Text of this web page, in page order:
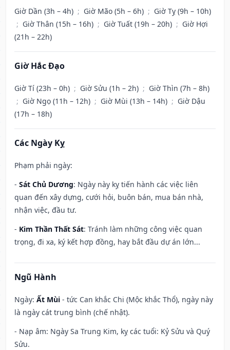
Giờ Dần (3h – 4h) ; Giờ Mão (5h – 6h) ; Giờ Tỵ (9h – 10h)
; Giờ Thân (15h – 16h) ; Giờ Tuất (19h – 20h) ; Giờ Hợi
(21h – 22h)
Giờ Hắc Đạo
Giờ Tí (23h – 0h) ; Giờ Sửu (1h – 2h) ; Giờ Thìn (7h – 8h)
; Giờ Ngọ (11h – 12h) ; Giờ Mùi (13h – 14h) ; Giờ Dậu
(17h – 18h)
Các Ngày Kỵ
Phạm phải ngày:
- Sát Chủ Dương: Ngày này kỵ tiến hành các việc liên
quan đến xây dựng, cưới hỏi, buôn bán, mua bán nhà,
nhận việc, đầu tư.
- Kim Thần Thất Sát: Tránh làm những công việc quan
trọng, đi xa, ký kết hợp đồng, hay bắt đầu dự án lớn...
Ngũ Hành
Ngày: Ất Mùi - tức Can khắc Chi (Mộc khắc Thổ), ngày này
là ngày cát trung bình (chế nhật).
- Nạp âm: Ngày Sa Trung Kim, kỵ các tuổi: Kỷ Sửu và Quý
Sửu.